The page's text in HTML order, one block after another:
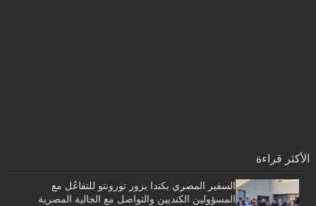
الأكثر قراءة
السفير المصري بكندا يزور تورونتو للتفاعُل مع
المسؤولين الكنديين والتواصل مع الجالية المصرية